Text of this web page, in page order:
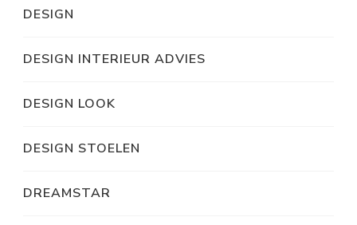
DESIGN
DESIGN INTERIEUR ADVIES
DESIGN LOOK
DESIGN STOELEN
DREAMSTAR